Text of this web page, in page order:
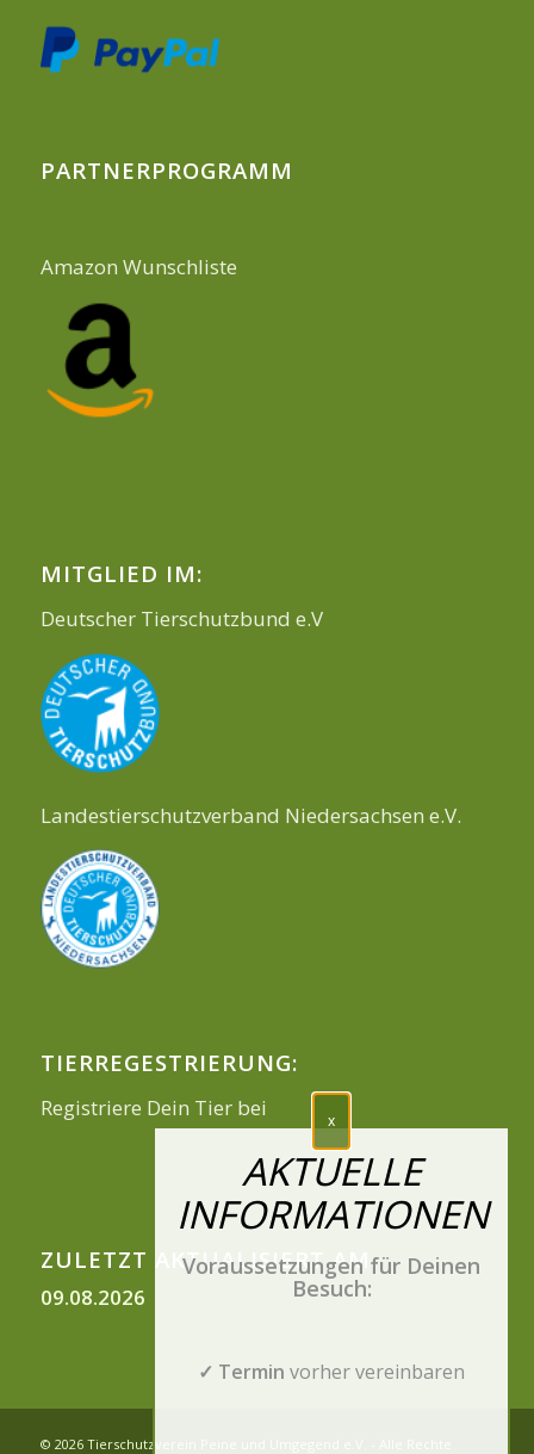
PARTNERPROGRAMM
Amazon Wunschliste
MITGLIED IM:
Deutscher Tierschutzbund e.V
Landestierschutzverband Niedersachsen e.V.
TIERREGESTRIERUNG:
Registriere Dein Tier bei
ZULETZT AKTUALISIERT AM
09.08.2026
© 2026 Tierschutzverein Peine und Umgegend e.V. - Alle Rechte
Voraussetzungen für Deinen
Besuch:
✓ Termin vorher vereinbaren